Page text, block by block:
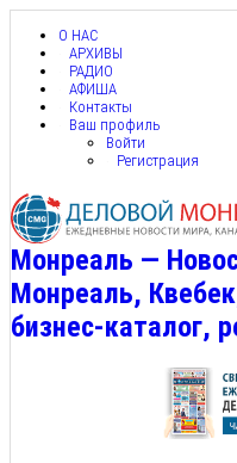
О НАС
АРХИВЫ
РАДИО
АФИША
Контакты
Ваш профиль
Войти
Регистрация
Монреаль —
Монреаль,
бизнес-каталог,